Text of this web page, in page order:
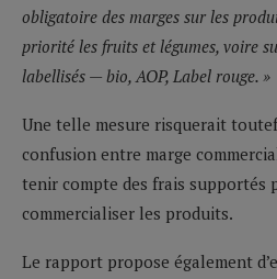
obligatoire des marges sur les
priorité les fruits et légumes, voire
labellisés — bio, AOP, Label rouge. »
Une telle mesure risquerait
confusion entre marge
tenir compte des frais supportés
commercialiser les produits.
Le rapport propose également